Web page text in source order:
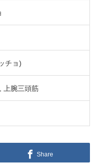
チョ)
上腕三頭筋
Share